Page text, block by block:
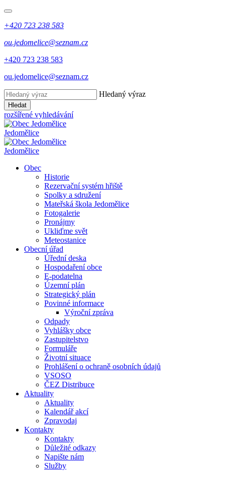
+420 723 238 583
ou.jedomelice@seznam.cz
+420 723 238 583
ou.jedomelice@seznam.cz
Hledaný výraz
Hledat
rozšířené vyhledávání
Jedomělice
Jedomělice
Obec
Historie
Rezervační systém hřiště
Spolky a sdružení
Mateřská škola Jedomělice
Fotogalerie
Pronájmy
Ukliďme svět
Meteostanice
Obecní úřad
Úřední deska
Hospodaření obce
E-podatelna
Územní plán
Strategický plán
Povinné informace
Výroční zpráva
Odpady
Vyhlášky obce
Zastupitelstvo
Formuláře
Životní situace
Prohlášení o ochraně osobních údajů
VSOSO
ČEZ Distribuce
Aktuality
Aktuality
Kalendář akcí
Zpravodaj
Kontakty
Kontakty
Důležité odkazy
Napište nám
Služby